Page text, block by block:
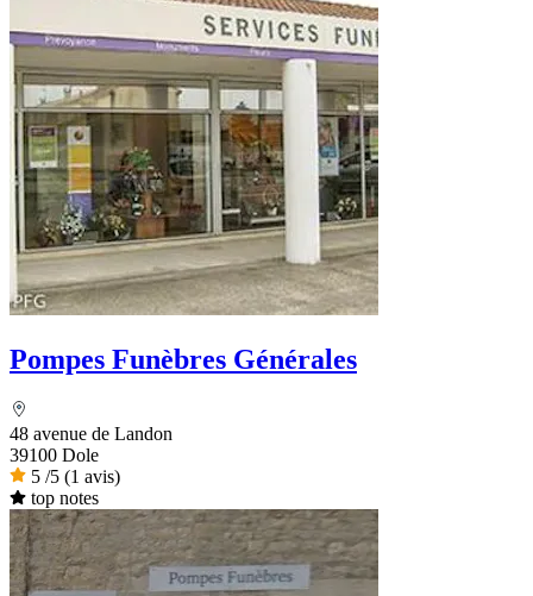
Pompes Funèbres Générales
48 avenue de Landon
39100 Dole
5 /5 (1 avis)
top notes